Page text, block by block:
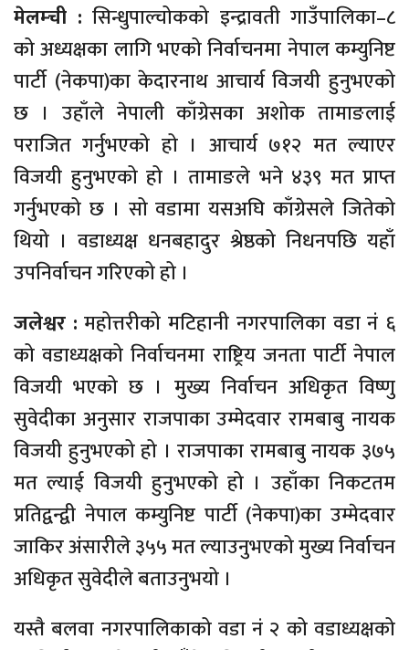
मेलम्ची : सिन्धुपाल्चोकको इन्द्रावती गाउँपालिका–८
को अध्यक्षका लागि भएको निर्वाचनमा नेपाल कम्युनिष्ट
पार्टी (नेकपा)का केदारनाथ आचार्य विजयी हुनुभएको
छ । उहाँले नेपाली काँग्रेसका अशोक तामाङलाई
पराजित गर्नुभएको हो । आचार्य ७१२ मत ल्याएर
विजयी हुनुभएको हो । तामाङले भने ४३९ मत प्राप्त
गर्नुभएको छ । सो वडामा यसअघि काँग्रेसले जितेको
थियो । वडाध्यक्ष धनबहादुर श्रेष्ठको निधनपछि यहाँ
उपनिर्वाचन गरिएको हो ।
जलेश्वर : महोत्तरीको मटिहानी नगरपालिका वडा नं ६
को वडाध्यक्षको निर्वाचनमा राष्ट्रिय जनता पार्टी नेपाल
विजयी भएको छ । मुख्य निर्वाचन अधिकृत विष्णु
सुवेदीका अनुसार राजपाका उम्मेदवार रामबाबु नायक
विजयी हुनुभएको हो । राजपाका रामबाबु नायक ३७५
मत ल्याई विजयी हुनुभएको हो । उहाँका निकटतम
प्रतिद्वन्द्वी नेपाल कम्युनिष्ट पार्टी (नेकपा)का उम्मेदवार
जाकिर अंसारीले ३५५ मत ल्याउनुभएको मुख्य निर्वाचन
अधिकृत सुवेदीले बताउनुभयो ।
यस्तै बलवा नगरपालिकाको वडा नं २ को वडाध्यक्षको